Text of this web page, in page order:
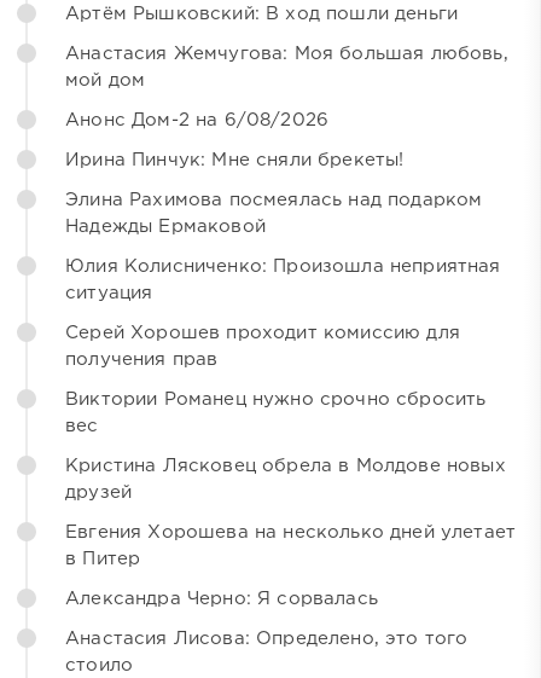
Артём Рышковский: В ход пошли деньги
Анастасия Жемчугова: Моя большая любовь,
мой дом
Анонс Дом-2 на 6/08/2026
Ирина Пинчук: Мне сняли брекеты!
Элина Рахимова посмеялась над подарком
Надежды Ермаковой
Юлия Колисниченко: Произошла неприятная
ситуация
Серей Хорошев проходит комиссию для
получения прав
Виктории Романец нужно срочно сбросить
вес
Кристина Лясковец обрела в Молдове новых
друзей
Евгения Хорошева на несколько дней улетает
в Питер
Александра Черно: Я сорвалась
Анастасия Лисова: Определено, это того
стоило